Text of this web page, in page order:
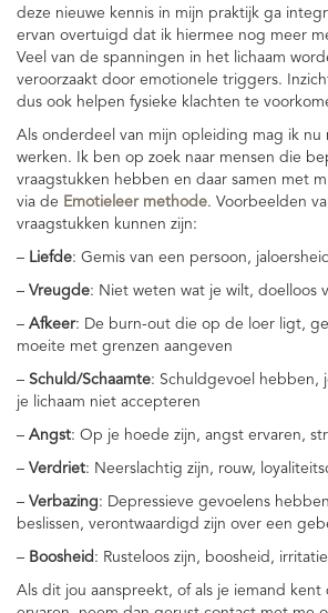
deze nieuwe kennis in mijn praktijk ga
ervan overtuigd dat ik hiermee nog meer
Veel van de spanningen in het lichaam
veroorzaakt door emotionele triggers.
dus ook helpen fysieke klachten te
Als onderdeel van mijn opleiding mag ik nu
werken. Ik ben op zoek naar mensen die
vraagstukken hebben en daar samen met
via de Emotieleer methode. Voorbeelden
vraagstukken kunnen zijn:
– Liefde: Gemis van een persoon,
– Vreugde: Niet weten wat je wilt, doelloos
– Afkeer: De burn-out die op de loer ligt,
moeite met grenzen aangeven
– Schuld/Schaamte: Schuldgevoel hebben,
je lichaam niet accepteren
– Angst: Op je hoede zijn, angst ervaren,
– Verdriet: Neerslachtig zijn, rouw,
– Verbazing: Depressieve gevoelens
beslissen, verontwaardigd zijn over een
– Boosheid : Rusteloos zijn, boosheid,
Als dit jou aanspreekt, of als je iemand kent